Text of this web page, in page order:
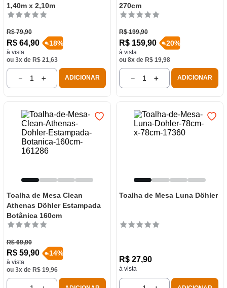
1,40m x 2,10m
R$ 79,90
R$ 64,90
à vista
-18%
ou 3x de R$ 21,63
＋
－ ADICIONAR
270cm
R$ 199,90
R$ 159,90
à vista
-20%
ou 8x de R$ 19,98
＋
－ ADICIONAR
Toalha de Mesa Clean
Athenas Döhler Estampada
Botânica 160cm
R$ 69,90
R$ 59,90
à vista
-14%
ou 3x de R$ 19,96
Toalha de Mesa Luna Döhler
R$ 27,90
à vista